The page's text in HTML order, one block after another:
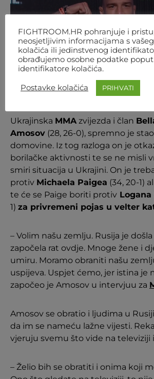
Foto: Screenshot/ Youtube
Ukrajinska MMA zvijezda i član
Amosov (28, 26-0), spremno je
domovine. Iz tog razloga on je
borilačke aktivnosti te se ne misli
smiri situacija u Ukrajini. On je
protiv Michaela Paigea (34, 20-1)
te će se Paige boriti protiv Logana
1) za privremeni pojas u velter
– Volim našu zemlju. Rusija je
započela rat ovdje. Mnoge žene i
umiru. Moramo obraniti našu
uspijeva. Uspjet ćemo, jer istina je
započeo je Amosov u intervjuu za
Amosov se obratio i ljudima u
da im se nameću lažne vijesti.
vjeruju svemu što vide na televiziji
– Želio bih se obratiti i onima koji
FIGHTROOM.HR pohranjuje i
neosjetljivim informacijama s
kolačića ili jedinstvenog
obrađujemo osobne podatke poput
identifikatore kolačića.
Postavke kolačića PRIHVATI